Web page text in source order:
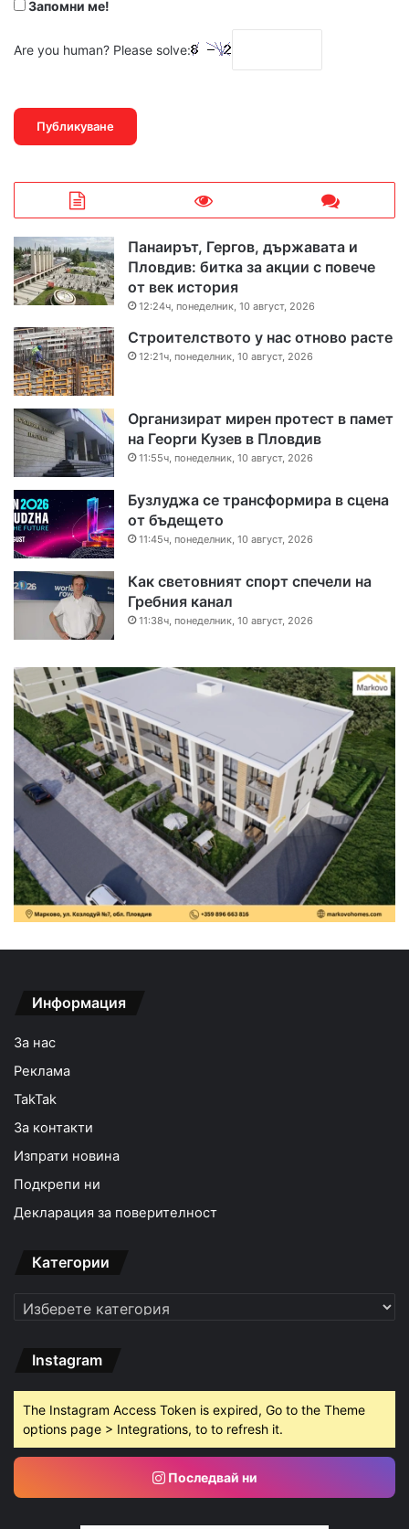
Запомни ме!
Are you human? Please solve:
Панаирът, Гергов, държавата и
Пловдив: битка за акции с повече
от век история
12:24ч, понеделник, 10 август, 2026
Строителството у нас отново расте
12:21ч, понеделник, 10 август, 2026
Организират мирен протест в памет
на Георги Кузев в Пловдив
11:55ч, понеделник, 10 август, 2026
Бузлуджа се трансформира в сцена
от бъдещето
11:45ч, понеделник, 10 август, 2026
Как световният спорт спечели на
Гребния канал
11:38ч, понеделник, 10 август, 2026
Информация
За нас
Реклама
TakTak
За контакти
Изпрати новина
Подкрепи ни
Декларация за поверителност
Категории
Категории
Instagram
The Instagram Access Token is expired, Go to the Theme
options page > Integrations, to to refresh it.
Последвай ни